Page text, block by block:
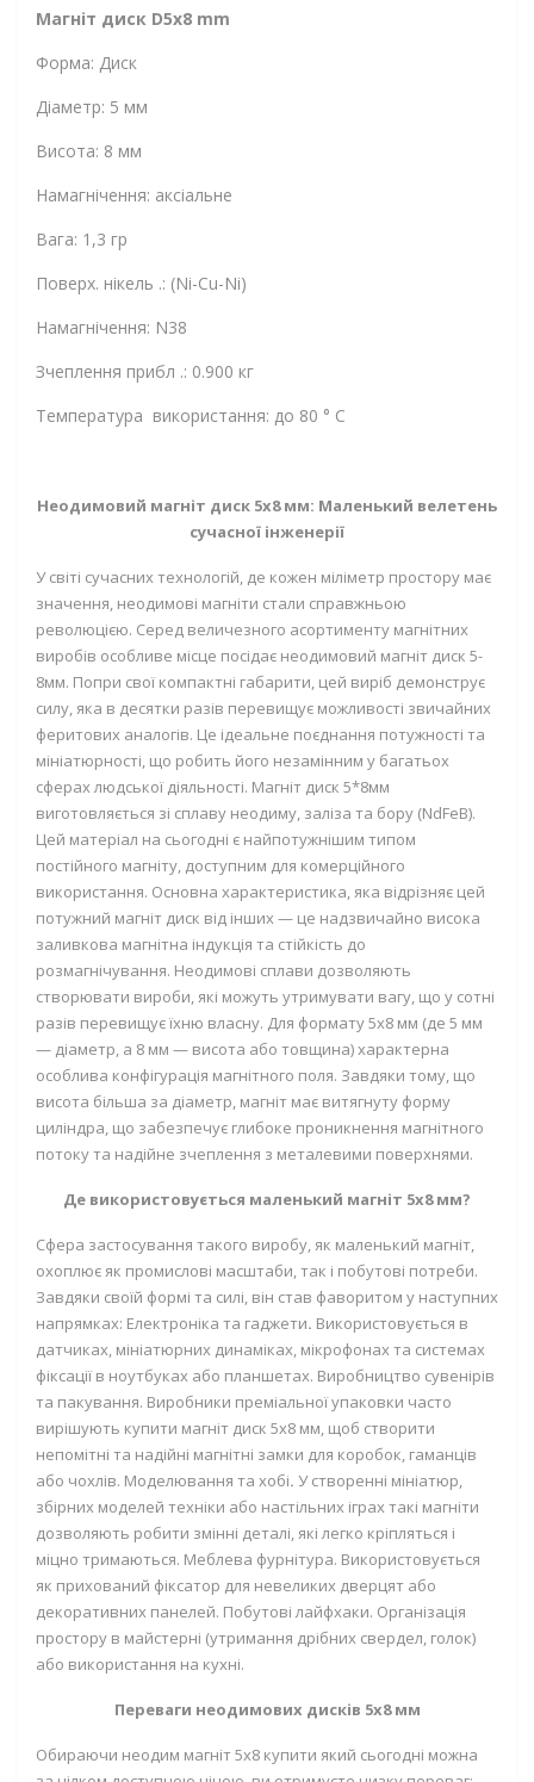
Магніт диск D5x8 mm
Форма: Диск
Діаметр: 5 мм
Висота: 8 мм
Намагнічення: аксіальне
Вага: 1,3 гр
Поверх. нікель .: (Ni-Cu-Ni)
Намагнічення: N38
Зчеплення прибл .: 0.900 кг
Температура використання: до 80 ° C
Неодимовий магніт диск 5х8 мм: Маленький велетень
сучасної інженерії
У світі сучасних технологій, де кожен міліметр простору має
значення, неодимові магніти стали справжньою
революцією. Серед величезного асортименту магнітних
виробів особливе місце посідає неодимовий магніт диск 5-
8мм. Попри свої компактні габарити, цей виріб демонструє
силу, яка в десятки разів перевищує можливості звичайних
феритових аналогів. Це ідеальне поєднання потужності та
мініатюрності, що робить його незамінним у багатьох
сферах людської діяльності. Магніт диск 5*8мм
виготовляється зі сплаву неодиму, заліза та бору (NdFeB).
Цей матеріал на сьогодні є найпотужнішим типом
постійного магніту, доступним для комерційного
використання. Основна характеристика, яка відрізняє цей
потужний магніт диск від інших — це надзвичайно висока
заливкова магнітна індукція та стійкість до
розмагнічування. Неодимові сплави дозволяють
створювати вироби, які можуть утримувати вагу, що у сотні
разів перевищує їхню власну. Для формату 5х8 мм (де 5 мм
— діаметр, а 8 мм — висота або товщина) характерна
особлива конфігурація магнітного поля. Завдяки тому, що
висота більша за діаметр, магніт має витягнуту форму
циліндра, що забезпечує глибоке проникнення магнітного
потоку та надійне зчеплення з металевими поверхнями.
Де використовується маленький магніт 5х8 мм?
Сфера застосування такого виробу, як маленький магніт,
охоплює як промислові масштаби, так і побутові потреби.
Завдяки своїй формі та силі, він став фаворитом у наступних
напрямках: Електроніка та гаджети. Використовується в
датчиках, мініатюрних динаміках, мікрофонах та системах
фіксації в ноутбуках або планшетах. Виробництво сувенірів
та пакування. Виробники преміальної упаковки часто
вирішують купити магніт диск 5х8 мм, щоб створити
непомітні та надійні магнітні замки для коробок, гаманців
або чохлів. Моделювання та хобі. У створенні мініатюр,
збірних моделей техніки або настільних іграх такі магніти
дозволяють робити змінні деталі, які легко кріпляться і
міцно тримаються. Меблева фурнітура. Використовується
як прихований фіксатор для невеликих дверцят або
декоративних панелей. Побутові лайфхаки. Організація
простору в майстерні (утримання дрібних свердел, голок)
або використання на кухні.
Переваги неодимових дисків 5х8 мм
Обираючи неодим магніт 5х8 купити який сьогодні можна